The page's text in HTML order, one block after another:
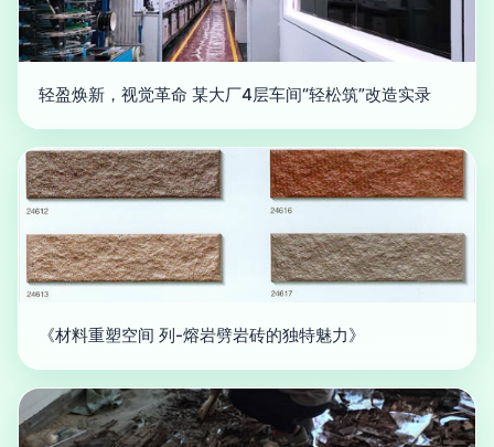
轻盈焕新，视觉革命 某大厂4层车间“轻松筑”改造实录
《材料重塑空间 列-熔岩劈岩砖的独特魅力》